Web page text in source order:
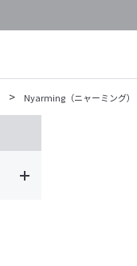
> Nyarming（ニャーミング）